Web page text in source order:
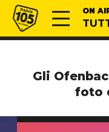
Vai al contenuto
Radio 105 ON
Gli
foto